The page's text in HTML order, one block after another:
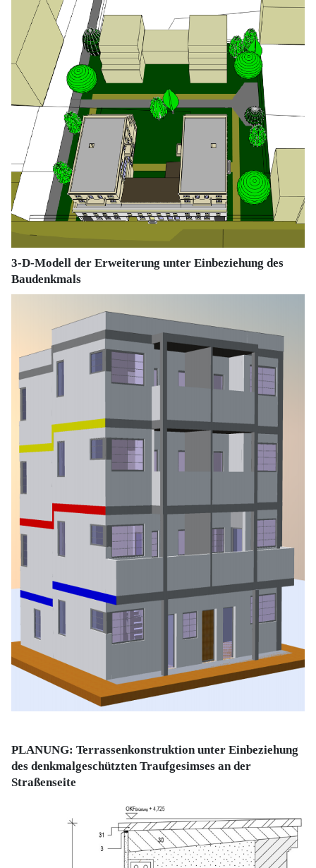
3-D-Modell der Erweiterung unter Einbeziehung des
Baudenkmals
PLANUNG: Terrassenkonstruktion unter Einbeziehung
des denkmalgeschützten Traufgesimses an der
Straßenseite